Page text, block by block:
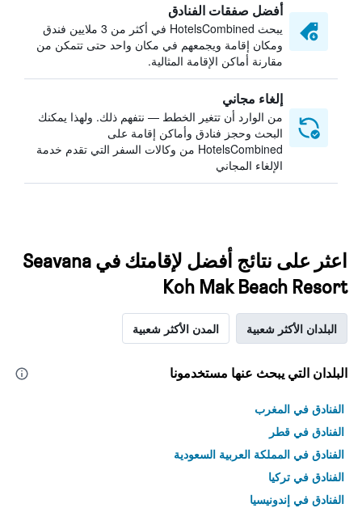
أفضل صفقات الفنادق
يبحث HotelsCombined في أكثر من 3 ملايين فندق
ومكان إقامة ويجمعهم في مكان واحد حتى تتمكن من
مقارنة أماكن الإقامة المثالية.
إلغاء مجاني
من الوارد أن تتغير الخطط — نتفهم ذلك. ولهذا يمكنك
البحث وحجز فنادق وأماكن إقامة على
HotelsCombined من وكالات السفر التي تقدم خدمة
الإلغاء المجاني
اعثر على نتائج أفضل لإقامتك في Seavana
Koh Mak Beach Resort
البلدان الأكثر شعبية المدن الأكثر شعبية
البلدان التي يبحث عنها مستخدمونا
الفنادق في المغرب
الفنادق في قطر
الفنادق في المملكة العربية السعودية
الفنادق في تركيا
الفنادق في إندونيسيا